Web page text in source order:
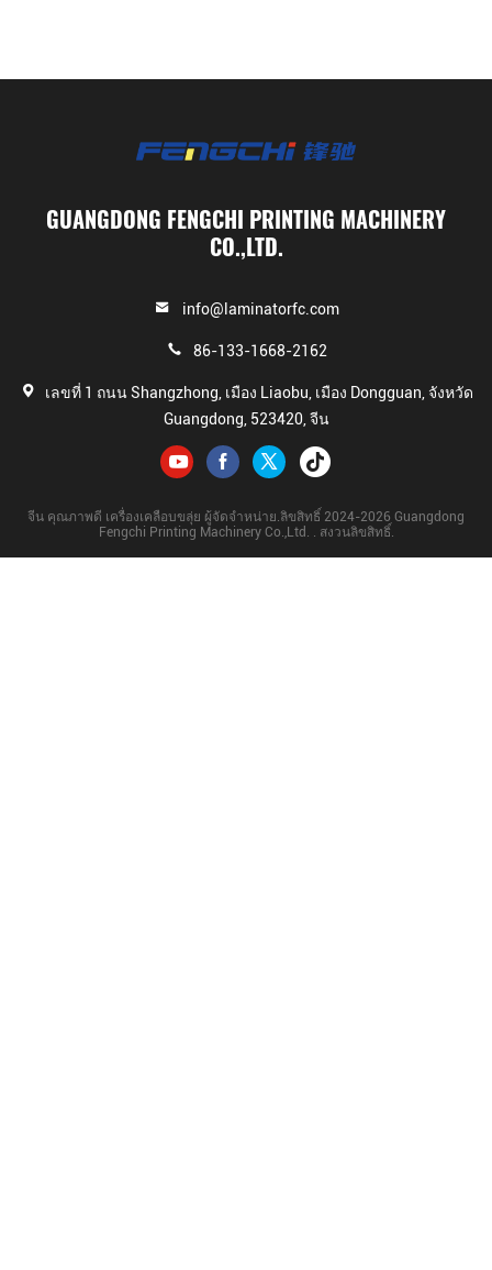
GUANGDONG FENGCHI PRINTING MACHINERY
CO.,LTD.
info@laminatorfc.com
86-133-1668-2162
เลขที่ 1 ถนน Shangzhong, เมือง Liaobu, เมือง Dongguan, จังหวัด
Guangdong, 523420, จีน
จีน คุณภาพดี เครื่องเคลือบขลุ่ย ผู้จัดจําหน่าย.ลิขสิทธิ์ 2024-2026 Guangdong
Fengchi Printing Machinery Co.,Ltd. . สงวนลิขสิทธิ์.